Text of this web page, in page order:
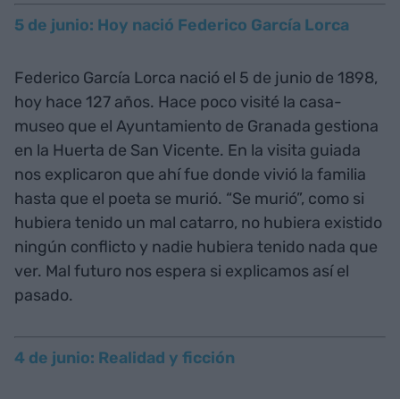
5 de junio: Hoy nació Federico García Lorca
Federico García Lorca nació el 5 de junio de 1898,
hoy hace 127 años. Hace poco visité la casa-
museo que el Ayuntamiento de Granada gestiona
en la Huerta de San Vicente. En la visita guiada
nos explicaron que ahí fue donde vivió la familia
hasta que el poeta se murió. “Se murió”, como si
hubiera tenido un mal catarro, no hubiera existido
ningún conflicto y nadie hubiera tenido nada que
ver. Mal futuro nos espera si explicamos así el
pasado.
4 de junio: Realidad y ficción